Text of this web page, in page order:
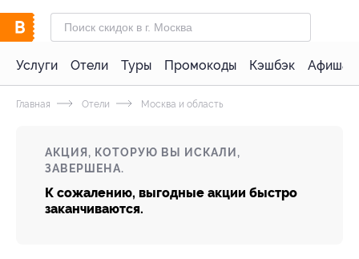
Услуги Отели Туры Промокоды Кэшбэк Афиша
Главная Отели Москва и область
АКЦИЯ, КОТОРУЮ ВЫ ИСКАЛИ,
ЗАВЕРШЕНА.
К сожалению, выгодные акции быстро
заканчиваются.